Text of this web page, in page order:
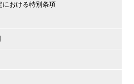
における特別条項